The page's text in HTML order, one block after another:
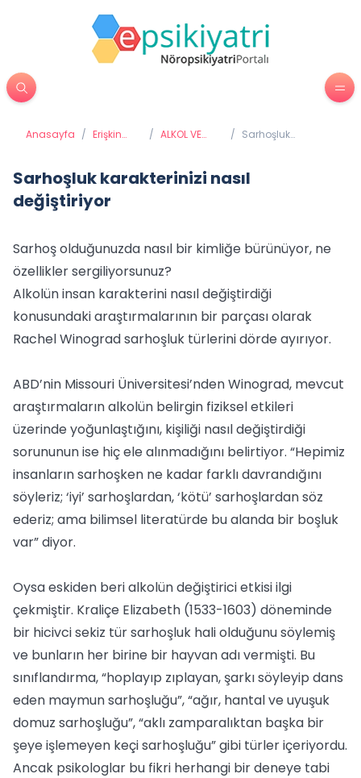
Anasayfa / Erişkin
/ ALKOL VE
/ Sarhoşluk
Sarhoşluk karakterinizi nasıl
değiştiriyor
Sarhoş olduğunuzda nasıl bir kimliğe bürünüyor, ne
özellikler sergiliyorsunuz?
Alkolün insan karakterini nasıl değiştirdiği
konusundaki araştırmalarının bir parçası olarak
Rachel Winograd sarhoşluk türlerini dörde ayırıyor.
ABD’nin Missouri Üniversitesi’nden Winograd, mevcut
araştırmaların alkolün belirgin fiziksel etkileri
üzerinde yoğunlaştığını, kişiliği nasıl değiştirdiği
sorununun ise hiç ele alınmadığını belirtiyor. “Hepimiz
insanların sarhoşken ne kadar farklı davrandığını
söyleriz; ‘iyi’ sarhoşlardan, ‘kötü’ sarhoşlardan söz
ederiz; ama bilimsel literatürde bu alanda bir boşluk
var” diyor.
Oysa eskiden beri alkolün değiştirici etkisi ilgi
çekmiştir. Kraliçe Elizabeth (1533-1603) döneminde
bir hicivci sekiz tür sarhoşluk hali olduğunu söylemiş
ve bunların her birine bir hayvan adı vermişti. Bu
sınıflandırma, “hoplayıp zıplayan, şarkı söyleyip dans
eden maymun sarhoşluğu”, “ağır, hantal ve uyuşuk
domuz sarhoşluğu”, “aklı zamparalıktan başka bir
şeye işlemeyen keçi sarhoşluğu” gibi türler içeriyordu.
Ancak psikologlar bu fikri herhangi bir deneye tabi